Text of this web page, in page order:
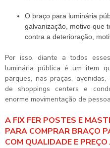
O braço para luminária pública é tratado em um processo de
galvanização, motivo que
contra a deterioração,
Por isso, diante a todos
luminária pública é um item
parques, nas praças,
de shoppings centers e
enorme movimentação de
A FIX FER POSTES E
PARA COMPRAR BRAÇO
COM QUALIDADE E PREÇO